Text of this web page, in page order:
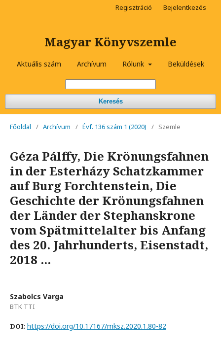
Magyar Könyvszemle
Aktuális szám Archívum Rólunk Beküldések
Keresés
Regisztráció Bejelentkezés
Főoldal / Archívum / Évf. 136 szám 1 (2020) / Szemle
Géza Pálffy, Die Krönungsfahnen
in der Esterházy Schatzkammer
auf Burg Forchtenstein, Die
Geschichte der Krönungsfahnen
der Länder der Stephanskrone
vom Spätmittelalter bis Anfang
des 20. Jahrhunderts, Eisenstadt,
2018 ...
Szabolcs Varga
BTK TTI
DOI: https://doi.org/10.17167/mksz.2020.1.80-82